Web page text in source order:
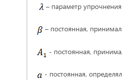
– параметр
– постоянная,
- постоянная,
- постоянная,